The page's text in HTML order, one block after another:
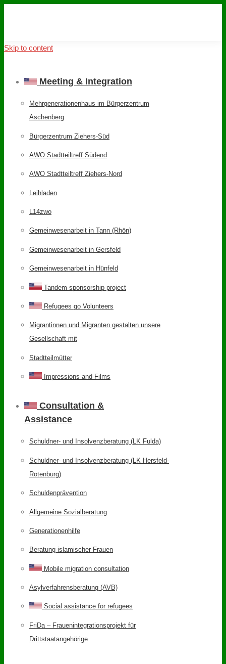
Skip to content
Meeting & Integration
Mehrgenerationenhaus im Bürgerzentrum
Aschenberg
Bürgerzentrum Ziehers-Süd
AWO Stadtteiltreff Südend
AWO Stadtteiltreff Ziehers-Nord
Leihladen
L14zwo
Gemeinwesenarbeit in Tann (Rhön)
Gemeinwesenarbeit in Gersfeld
Gemeinwesenarbeit in Hünfeld
Tandem-sponsorship project
Refugees go Volunteers
Migrantinnen und Migranten gestalten unsere
Gesellschaft mit
Stadtteilmütter
Impressions and Films
Consultation &
Assistance
Schuldner- und Insolvenzberatung (LK Fulda)
Schuldner- und Insolvenzberatung (LK Hersfeld-
Rotenburg)
Schuldenprävention
Allgemeine Sozialberatung
Generationenhilfe
Beratung islamischer Frauen
Mobile migration consultation
Asylverfahrensberatung (AVB)
Social assistance for refugees
FriDa – Frauenintegrationsprojekt für
Drittstaatangehörige